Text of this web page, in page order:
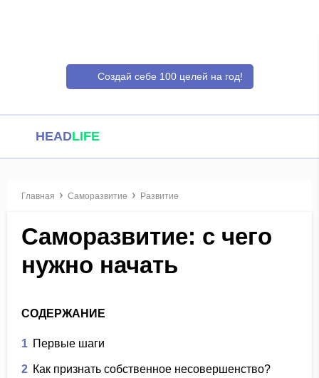
Создай себе 100 целей на год!
HEADLIFE
Главная Саморазвитие Развитие
Саморазвитие: с чего
нужно начать
СОДЕРЖАНИЕ
1 Первые шаги
2 Как признать собственное несовершенство?